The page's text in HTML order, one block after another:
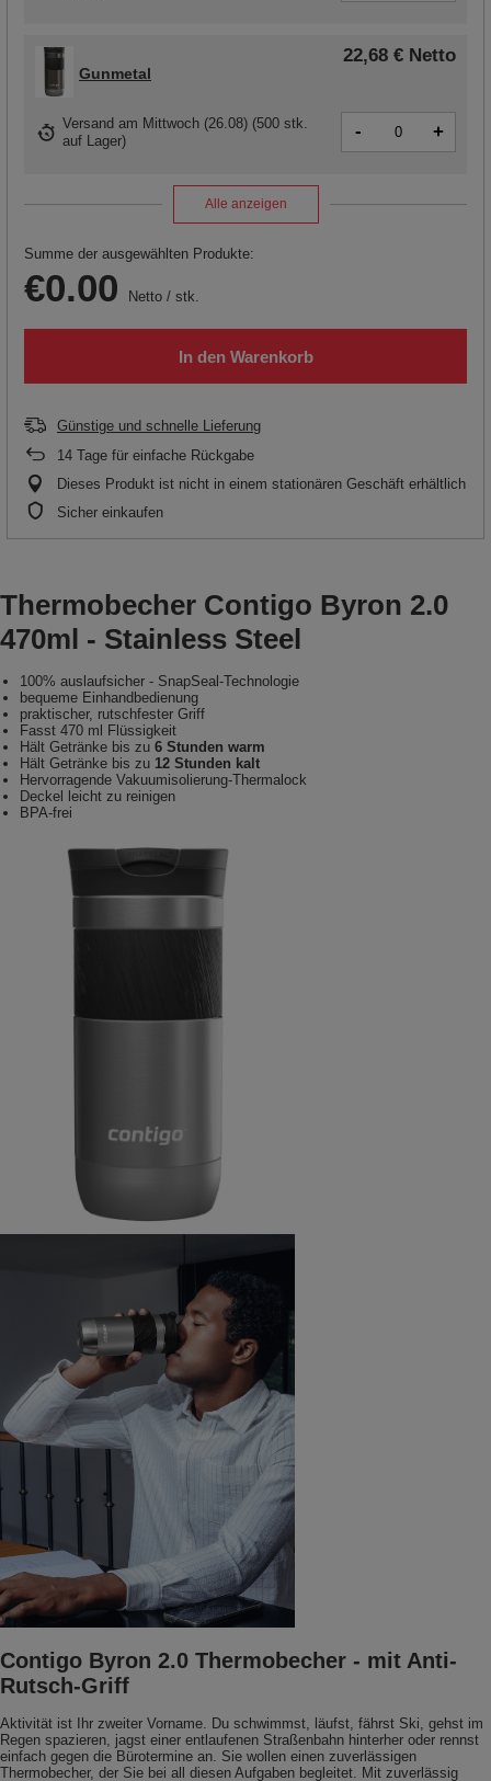
Gunmetal
22,68 € Netto
Versand am Mittwoch (26.08) (500 stk.
auf Lager)
- +
Alle anzeigen
Summe der ausgewählten Produkte:
€0.00 Netto / stk.
In den Warenkorb
Günstige und schnelle Lieferung
14 Tage für einfache Rückgabe
Dieses Produkt ist nicht in einem stationären Geschäft erhältlich
Sicher einkaufen
Thermobecher Contigo Byron 2.0
470ml - Stainless Steel
100% auslaufsicher - SnapSeal-Technologie
bequeme Einhandbedienung
praktischer, rutschfester Griff
Fasst 470 ml Flüssigkeit
Hält Getränke bis zu 6 Stunden warm
Hält Getränke bis zu 12 Stunden kalt
Hervorragende Vakuumisolierung-Thermalock
Deckel leicht zu reinigen
BPA-frei
Contigo Byron 2.0 Thermobecher - mit Anti-
Rutsch-Griff
Aktivität ist Ihr zweiter Vorname. Du schwimmst, läufst, fährst Ski, gehst im
Regen spazieren, jagst einer entlaufenen Straßenbahn hinterher oder rennst
einfach gegen die Bürotermine an. Sie wollen einen zuverlässigen
Thermobecher, der Sie bei all diesen Aufgaben begleitet. Mit zuverlässig